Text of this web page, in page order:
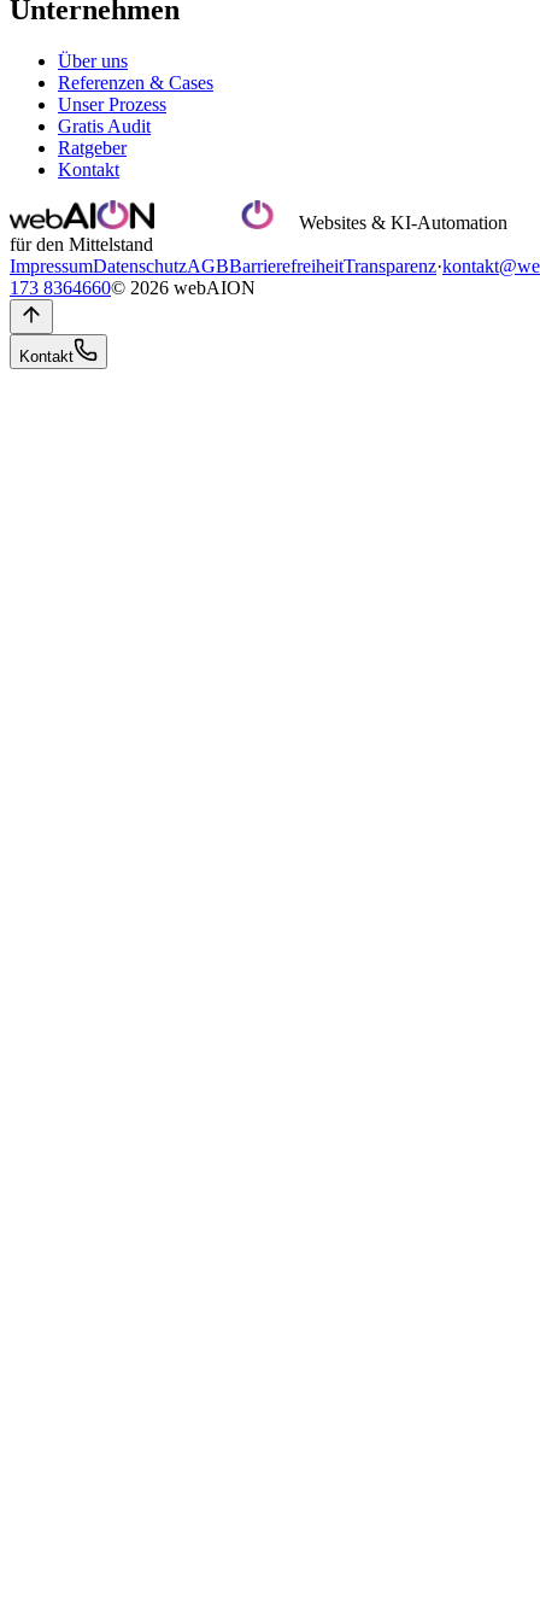
Unternehmen
Über uns
Referenzen & Cases
Unser Prozess
Gratis Audit
Ratgeber
Kontakt
Websites & KI-Automation
für den Mittelstand
ImpressumDatenschutzAGBBarrierefreiheitTransparenz·
173 8364660© 2026 webAION
Kontakt